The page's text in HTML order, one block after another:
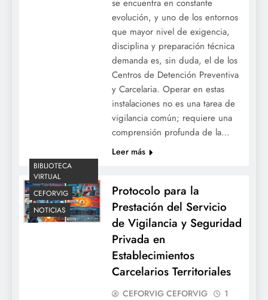
se encuentra en constante
evolución, y uno de los entornos
que mayor nivel de exigencia,
disciplina y preparación técnica
demanda es, sin duda, el de los
Centros de Detención Preventiva
y Carcelaria. Operar en estas
instalaciones no es una tarea de
vigilancia común; requiere una
comprensión profunda de la…
Leer más
BIBLIOTECA
VIRTUAL
CEFORVIG
NOTICIAS
Protocolo para la
Prestación del Servicio
de Vigilancia y Seguridad
Privada en
Establecimientos
Carcelarios Territoriales
CEFORVIG CEFORVIG
1